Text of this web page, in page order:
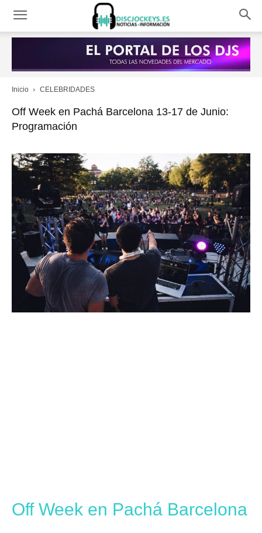
Inicio CELEBRIDADES
Off Week en Pachá Barcelona 13-17 de Junio:
Programación
Off Week en Pachá Barcelona